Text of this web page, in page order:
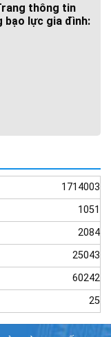
thông tin
bạo lực gia đình:
1714003
1051
2084
25043
60242
25